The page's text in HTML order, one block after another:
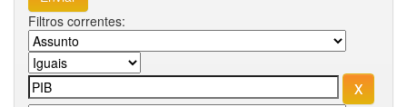
Filtros correntes: